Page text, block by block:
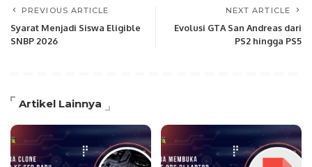
PREVIOUS ARTICLE
Syarat Menjadi Siswa Eligible
SNBP 2026
NEXT ARTICLE
Evolusi GTA San Andreas dari
PS2 hingga PS5
Artikel Lainnya